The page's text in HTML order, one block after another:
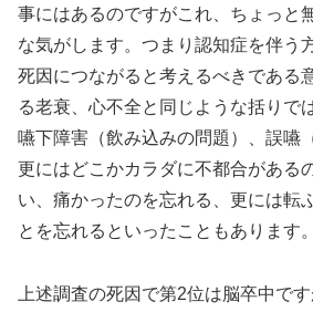
事にはあるのですがこれ、ちょっと
な気がします。つまり認知症を伴う
死因につながると考えるべきである
る老衰、心不全と同じような括りで
嚥下障害（飲み込みの問題）、誤嚥
更にはどこかカラダに不都合がある
い、痛かったのを忘れる、更には転
とを忘れるといったこともあります。
上述調査の死因で第2位は脳卒中で